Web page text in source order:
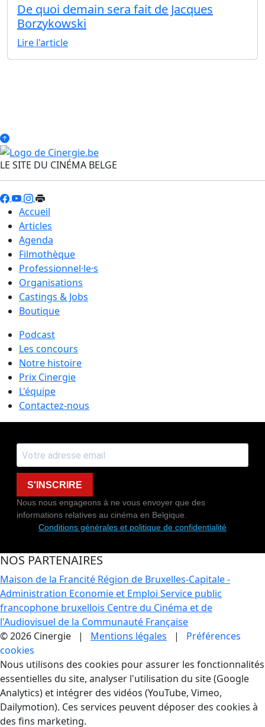
De quoi demain sera fait de Jacques
Borzykowski
Lire l'article
LE SITE DU CINÉMA BELGE
Accueil
Articles
Agenda
Filmothèque
Professionnel·le·s
Organisations
Castings & Jobs
Boutique
Podcast
Les concours
Notre histoire
Prix Cinergie
L'équipe
Contactez-nous
S'INSCRIRE
Nous nous engageons à ne vous envoyer que des
informations relatives au cinéma en Belgique.
Conditions générales et politique de confidentialité
NOS PARTENAIRES
Maison de la Francité Région de Bruxelles-Capitale -
Administration Economie et Emploi Service public
francophone bruxellois Centre du Cinéma et de
l'Audiovisuel de la Communauté Française
© 2026 Cinergie | Mentions légales | Préférences
cookies
Gestion des Cookies
Nous utilisons des cookies pour assurer les fonctionnalités
essentielles du site, analyser l'utilisation du site (Google
Analytics) et intégrer des vidéos (YouTube, Vimeo,
Dailymotion). Ces services peuvent déposer des cookies à
des fins marketing.